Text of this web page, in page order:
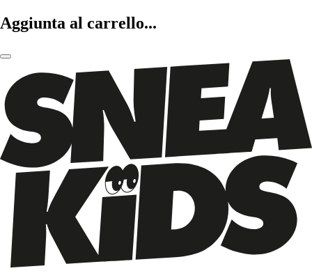
Aggiunta al carrello...